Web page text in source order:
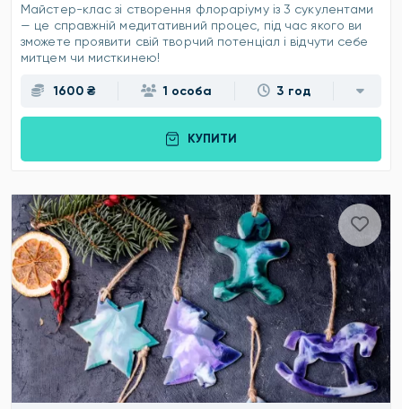
Майстер-клас зі створення флораріуму із 3 сукулентами
— це справжній медитативний процес, під час якого ви
зможете проявити свій творчий потенціал і відчути себе
митцем чи мисткинею!
1600 ₴ 1 особа 3 год
КУПИТИ